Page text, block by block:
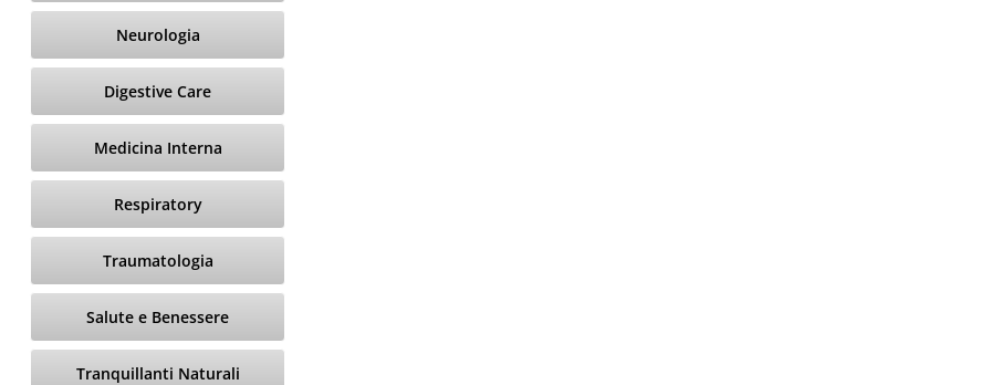
Neurologia
Digestive Care
Medicina Interna
Respiratory
Traumatologia
Salute e Benessere
Tranquillanti Naturali